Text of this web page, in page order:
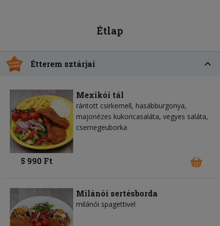
Étlap
Étterem sztárjai
Mexikói tál
rántott csirkemell, hasábburgonya,
majonézes kukoricasaláta, vegyes saláta,
csemegeuborka
5 990 Ft
Milánói sertésborda
milánói spagettivel